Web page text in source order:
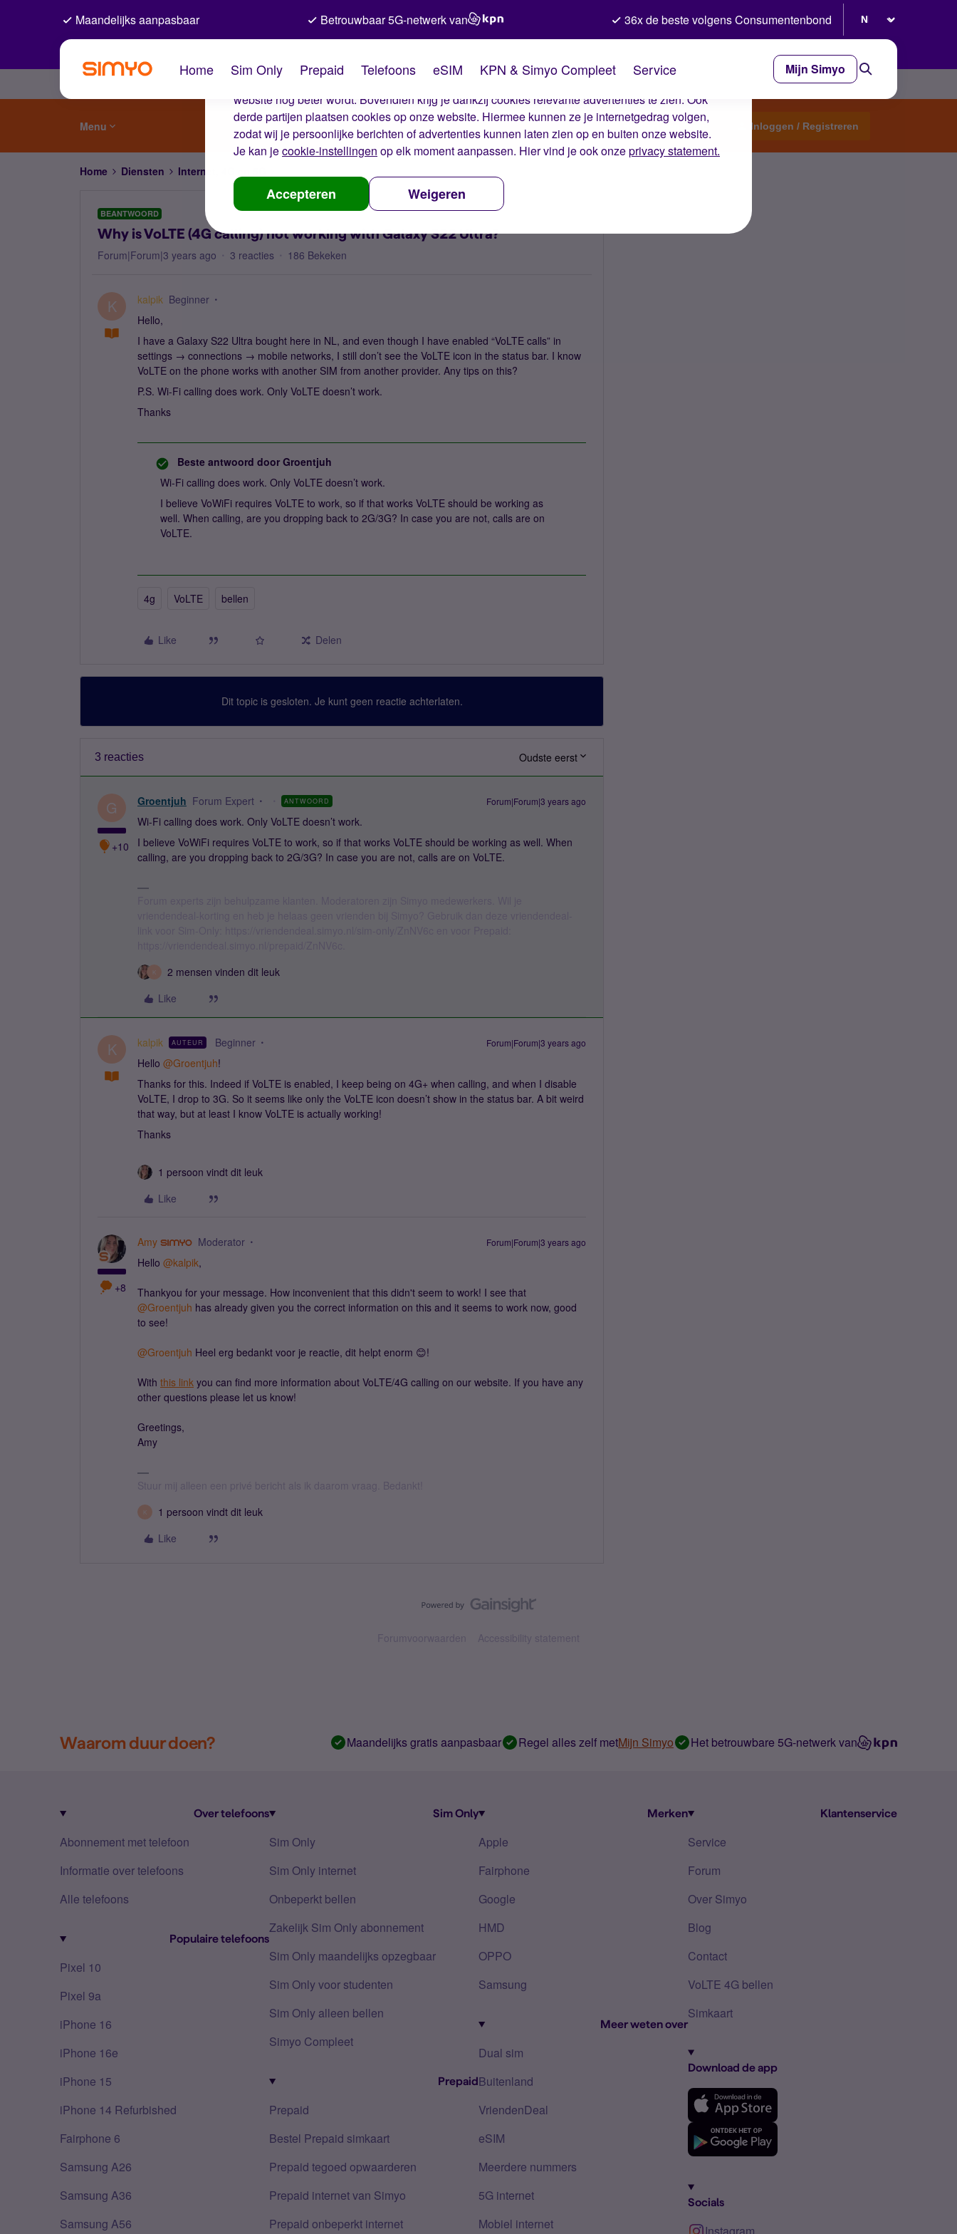
De cookies van Simyo
Wij gebruiken cookies op onze website. Met deze cookies zorgen wij ervoor dat je ervaring op de
website nog beter wordt. Bovendien krijg je dankzij cookies relevante advertenties te zien. Ook
derde partijen plaatsen cookies op onze website. Hiermee kunnen ze je internetgedrag volgen,
zodat wij je persoonlijke berichten of advertenties kunnen laten zien op en buiten onze website.
Je kan jecookie-instellingen op elk moment aanpassen. Hier vind je ook onzeprivacy statement.
Accepteren Weigeren
Maandelijks aanpasbaar Betrouwbaar 5G-netwerk van 36x de beste volgens Consumentenbond
Home Sim Only Prepaid Telefoons eSIM KPN & Simyo Compleet Service Mijn Simyo
Menu Start een topic Inloggen / Registreren
Home Diensten Internet, 4G en 5G
BEANTWOORD
Why is VoLTE (4G calling) not working with Galaxy S22 Ultra?
Forum|Forum|3 years ago 3 reacties 186 Bekeken
K kalpik Beginner
Hello,
I have a Galaxy S22 Ultra bought here in NL, and even though I have enabled “VoLTE calls” in
settings → connections → mobile networks, I still don’t see the VoLTE icon in the status bar. I know
VoLTE on the phone works with another SIM from another provider. Any tips on this?
P.S. Wi-Fi calling does work. Only VoLTE doesn’t work.
Thanks
Beste antwoord door Groentjuh
Wi-Fi calling does work. Only VoLTE doesn’t work.
I believe VoWiFi requires VoLTE to work, so if that works VoLTE should be working as
well. When calling, are you dropping back to 2G/3G? In case you are not, calls are on
VoLTE.
4g VoLTE bellen
Like Delen
Dit topic is gesloten. Je kunt geen reactie achterlaten.
3 reacties Oudste eerst
G
+10
Groentjuh Forum Expert ANTWOORD Forum|Forum|3 years ago
Wi-Fi calling does work. Only VoLTE doesn’t work.
I believe VoWiFi requires VoLTE to work, so if that works VoLTE should be working as well. When
calling, are you dropping back to 2G/3G? In case you are not, calls are on VoLTE.
K
2 mensen vinden dit leuk
Like
K kalpik AUTEUR Beginner Forum|Forum|3 years ago
Hello @Groentjuh!
Thanks for this. Indeed if VoLTE is enabled, I keep being on 4G+ when calling, and when I disable
VoLTE, I drop to 3G. So it seems like only the VoLTE icon doesn’t show in the status bar. A bit weird
that way, but at least I know VoLTE is actually working!
Thanks
1 persoon vindt dit leuk
Like
+8
Amy Moderator Forum|Forum|3 years ago
Hello @kalpik,
Thankyou for your message. How inconvenient that this didn't seem to work! I see that
@Groentjuh has already given you the correct information on this and it seems to work now, good
to see!
@Groentjuh Heel erg bedankt voor je reactie, dit helpt enorm 😊!
With this link you can find more information about VoLTE/4G calling on our website. If you have any
other questions please let us know!
Greetings,
Amy
Stuur mij alleen een privé bericht als ik daarom vraag. Bedankt!
K
1 persoon vindt dit leuk
Like
Forumvoorwaarden Accessibility statement
Waarom duur doen? Maandelijks gratis aanpasbaar Regel alles zelf metMijn Simyo Het betrouwbare 5G-netwerk van
Over telefoons
Abonnement met telefoon
Informatie over telefoons
Alle telefoons
Populaire telefoons
Pixel 10
Pixel 9a
iPhone 16
iPhone 16e
iPhone 15
iPhone 14 Refurbished
Fairphone 6
Samsung A26
Samsung A36
Samsung A56
Sim Only
Sim Only
Sim Only internet
Onbeperkt bellen
Zakelijk Sim Only abonnement
Sim Only maandelijks opzegbaar
Sim Only voor studenten
Sim Only alleen bellen
Simyo Compleet
Prepaid
Prepaid
Bestel Prepaid simkaart
Prepaid tegoed opwaarderen
Prepaid internet van Simyo
Prepaid onbeperkt internet
Merken
Apple
Fairphone
Google
HMD
OPPO
Samsung
Meer weten over
Dual sim
Buitenland
VriendenDeal
eSIM
Meerdere nummers
5G internet
Mobiel internet
Klantenservice
Service
Forum
Over Simyo
Blog
Contact
VoLTE 4G bellen
Simkaart
Download de app
Socials